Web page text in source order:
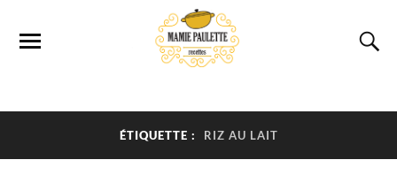
ÉTIQUETTE : RIZ AU LAIT